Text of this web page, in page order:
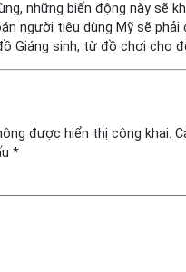
những biến động này sẽ
người tiêu dùng Mỹ sẽ phải
Giáng sinh, từ đồ chơi cho
được hiển thị công khai.
*